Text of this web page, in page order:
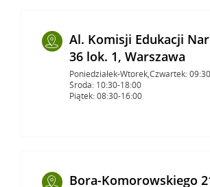
Al. Komisji Edukacji
36 lok. 1, Warszawa
Poniedziałek-Wtorek,Czwartek:
Środa: 10:30-18:00
Piątek: 08:30-16:00
Bora-Komorowskiego